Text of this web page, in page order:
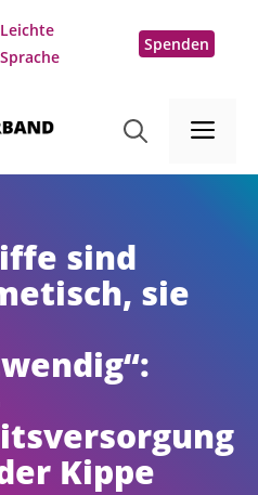
Leichte
Sprache
Spenden
sind
sie
Kippe